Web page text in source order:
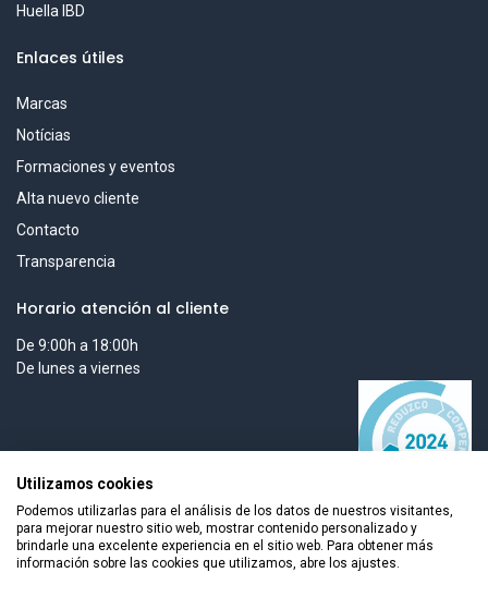
Huella IBD
Enlaces útiles
Marcas
Notícias
Formaciones y eventos
Alta nuevo cliente
Contacto
Transparencia
Horario atención al cliente
De 9:00h a 18:00h
De lunes a viernes
Utilizamos cookies
Podemos utilizarlas para el análisis de los datos de nuestros visitantes,
para mejorar nuestro sitio web, mostrar contenido personalizado y
brindarle una excelente experiencia en el sitio web. Para obtener más
información sobre las cookies que utilizamos, abre los ajustes.